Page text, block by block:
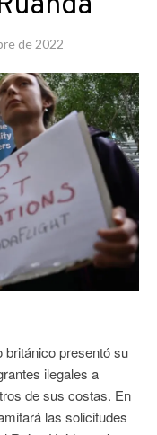
de 2022
británico presentó su
ilegales a
de sus costas. En
las solicitudes